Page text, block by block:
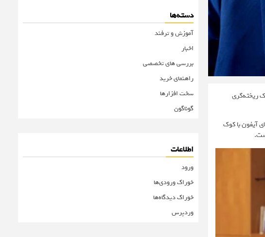
ریخته‌گری
تراشه‌های آیفون با کوک
دسته‌ها
آموزش و ترفند
اخبار
بررسی های تخصصی
راهنمای خرید
سخت افزارها
گوناگون
اطلاعات
ورود
خوراک ورودی‌ها
خوراک دیدگاه‌ها
وردپرس